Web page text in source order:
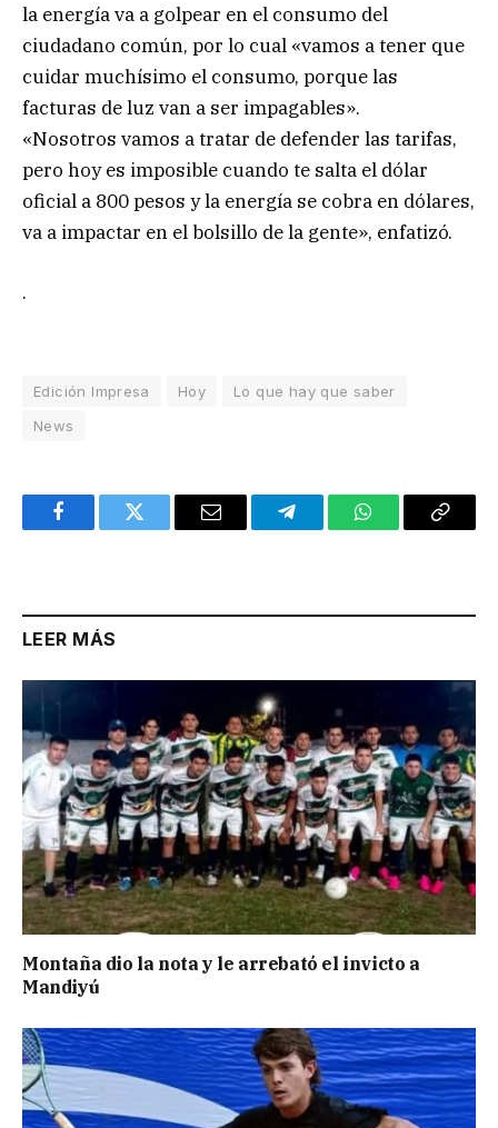
la energía va a golpear en el consumo del
ciudadano común, por lo cual «vamos a tener que
cuidar muchísimo el consumo, porque las
facturas de luz van a ser impagables».
«Nosotros vamos a tratar de defender las tarifas,
pero hoy es imposible cuando te salta el dólar
oficial a 800 pesos y la energía se cobra en dólares,
va a impactar en el bolsillo de la gente», enfatizó.
.
Edición Impresa Hoy
Lo que hay que saber
News
FacebookTwitter Email TelegramWhatsAppCopy
LEER MÁS
Montaña dio la nota y le arrebató el invicto a
Mandiyú